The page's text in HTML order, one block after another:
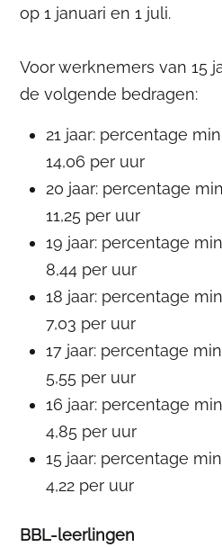
op 1 januari en 1 juli.
Voor werknemers van 15
de volgende bedragen:
21 jaar: percentage
14,06 per uur
20 jaar: percentage
11,25 per uur
19 jaar: percentage
8,44 per uur
18 jaar: percentage
7,03 per uur
17 jaar: percentage
5,55 per uur
16 jaar: percentage
4,85 per uur
15 jaar: percentage
4,22 per uur
BBL-leerlingen